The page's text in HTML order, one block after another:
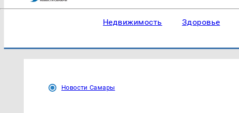
Недвижимость Здоровье
Новости Самары